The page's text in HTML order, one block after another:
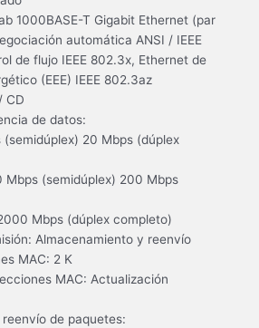
1000BASE-T Gigabit Ethernet (par
automática ANSI / IEEE
de flujo IEEE 802.3x, Ethernet de
(EEE) IEEE 802.3az
CD
de datos:
20 Mbps (dúplex
Mbps (semidúplex) 200 Mbps
Mbps (dúplex completo)
Almacenamiento y reenvío
MAC: 2 K
MAC: Actualización
de paquetes: